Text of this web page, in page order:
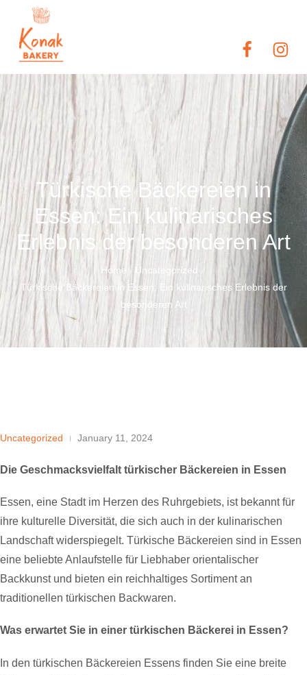
Türkische Bäckereien in
Essen: Ein kulinarisches
Erlebnis der besonderen Art
Home Uncategorized
Türkische Bäckereien in Essen: Ein kulinarisches Erlebnis der
besonderen Art
Uncategorized January 11, 2024
Die Geschmacksvielfalt türkischer Bäckereien in Essen
Essen, eine Stadt im Herzen des Ruhrgebiets, ist bekannt für
ihre kulturelle Diversität, die sich auch in der kulinarischen
Landschaft widerspiegelt. Türkische Bäckereien sind in Essen
eine beliebte Anlaufstelle für Liebhaber orientalischer
Backkunst und bieten ein reichhaltiges Sortiment an
traditionellen türkischen Backwaren.
Was erwartet Sie in einer türkischen Bäckerei in Essen?
In den türkischen Bäckereien Essens finden Sie eine breite